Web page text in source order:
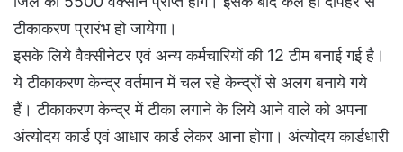
टीकाकरण प्रारंभ हो जायेगा।
इसके लिये वैक्सीनेटर एवं अन्य कर्मचारियों की 12 टीम बनाई गई है।
ये टीकाकरण केन्द्र वर्तमान में चल रहे केन्द्रों से अलग बनाये गये
हैं। टीकाकरण केन्द्र में टीका लगाने के लिये आने वाले को अपना
अंत्योदय कार्ड एवं आधार कार्ड लेकर आना होगा। अंत्योदय कार्डधारी